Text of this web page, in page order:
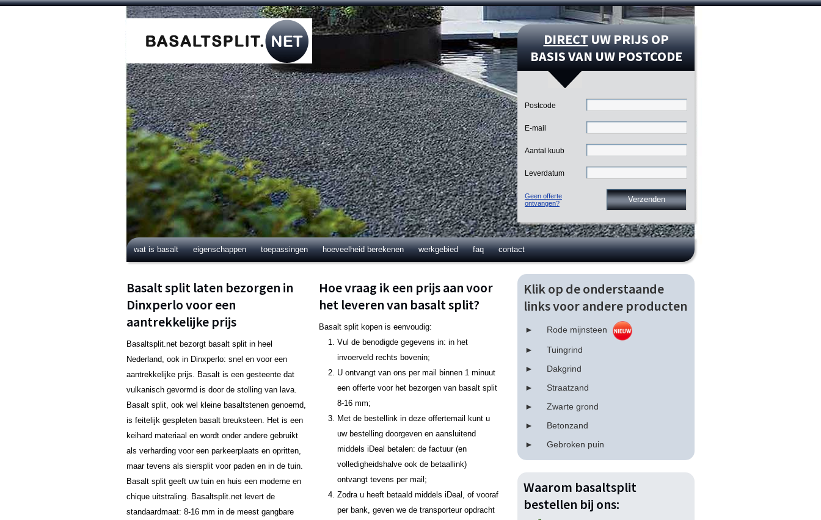
DIRECTUW PRIJS OP
BASIS VAN UW POSTCODE
Geen offerte
ontvangen?
Postcode
E-mail
Aantal kuub
Leverdatum
wat is basalt eigenschappen toepassingen hoeveelheid berekenen werkgebied faq contact
Basalt split laten bezorgen in
Dinxperlo voor een
aantrekkelijke prijs
Basaltsplit.net bezorgt basalt split in heel
Nederland, ook in Dinxperlo: snel en voor een
aantrekkelijke prijs. Basalt is een gesteente dat
vulkanisch gevormd is door de stolling van lava.
Basalt split, ook wel kleine basaltstenen genoemd,
is feitelijk gespleten basalt breuksteen. Het is een
keihard materiaal en wordt onder andere gebruikt
als verharding voor een parkeerplaats en opritten,
maar tevens als siersplit voor paden en in de tuin.
Basalt split geeft uw tuin en huis een moderne en
chique uitstraling. Basaltsplit.net levert de
standaardmaat: 8-16 mm in de meest gangbare
Hoe vraag ik een prijs aan voor
het leveren van basalt split?
Basalt split kopen is eenvoudig:
Vul de benodigde gegevens in: in het
invoerveld rechts bovenin;
U ontvangt van ons per mail binnen 1 minuut
een offerte voor het bezorgen van basalt split
8-16 mm;
Met de bestellink in deze offertemail kunt u
uw bestelling doorgeven en aansluitend
middels iDeal betalen: de factuur (en
volledigheidshalve ook de betaallink)
ontvangt tevens per mail;
Zodra u heeft betaald middels iDeal, of vooraf
per bank, geven we de transporteur opdracht
Klik op de onderstaande
links voor andere producten
Rode mijnsteen
Tuingrind
Dakgrind
Straatzand
Zwarte grond
Betonzand
Gebroken puin
Waarom basaltsplit
bestellen bij ons: